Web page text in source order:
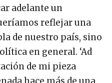
adelante un
reflejar una
de nuestro país, sino
en general. ‘Ad
de mi pieza